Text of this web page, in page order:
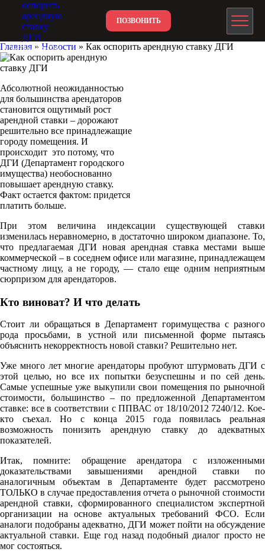
NEO-WEGA.COM
ПОЗВОНИТЬ
Главная » Новости » Как оспорить арендную ставку ДГИ
Абсолютной неожиданностью
для большинства арендаторов
становится ощутимый рост
арендной ставки – дорожают
решительно все принадлежащие
городу помещения. И
происходит это потому, что
ДГИ (Департамент городского
имущества) необоснованно
повышает арендную ставку.
Факт остается фактом: придется
платить больше.
При этом величина индексации существующей ставки
изменилась неравномерно, в достаточно широком диапазоне. То,
что предлагаемая ДГИ новая арендная ставка местами выше
коммерческой – в соседнем офисе или магазине, принадлежащем
частному лицу, а не городу, — стало еще одним неприятным
сюрпризом для арендаторов.
Кто виноват? И что делать
Стоит ли обращаться в Департамент горимущества с разного
рода просьбами, в устной или письменной форме пытаясь
объяснить некорректность новой ставки? Решительно нет.
Уже много лет многие арендаторы пробуют штурмовать ДГИ с
этой целью, но все их попытки безуспешны и по сей день.
Самые успешные уже выкупили свои помещения по рыночной
стоимости, большинство – по предложенной Департаментом
ставке: все в соответствии с ППВАС от 18/10/2012 7240/12. Кое-
кто съехал. Но с конца 2015 года появилась реальная
возможность понизить арендную ставку до адекватных
показателей.
Итак, помните: обращение арендатора с изложенными
доказательствами завышениями арендной ставки по
аналогичным объектам в Департаменте будет рассмотрено
ТОЛЬКО в случае предоставления отчета о рыночной стоимости
арендной ставки, сформированного специалистом экспертной
организации на основе актуальных требований ФСО. Если
аналоги подобраны адекватно, ДГИ может пойти на обсуждение
актуальной ставки. Еще год назад подобный диалог просто не
мог состояться.